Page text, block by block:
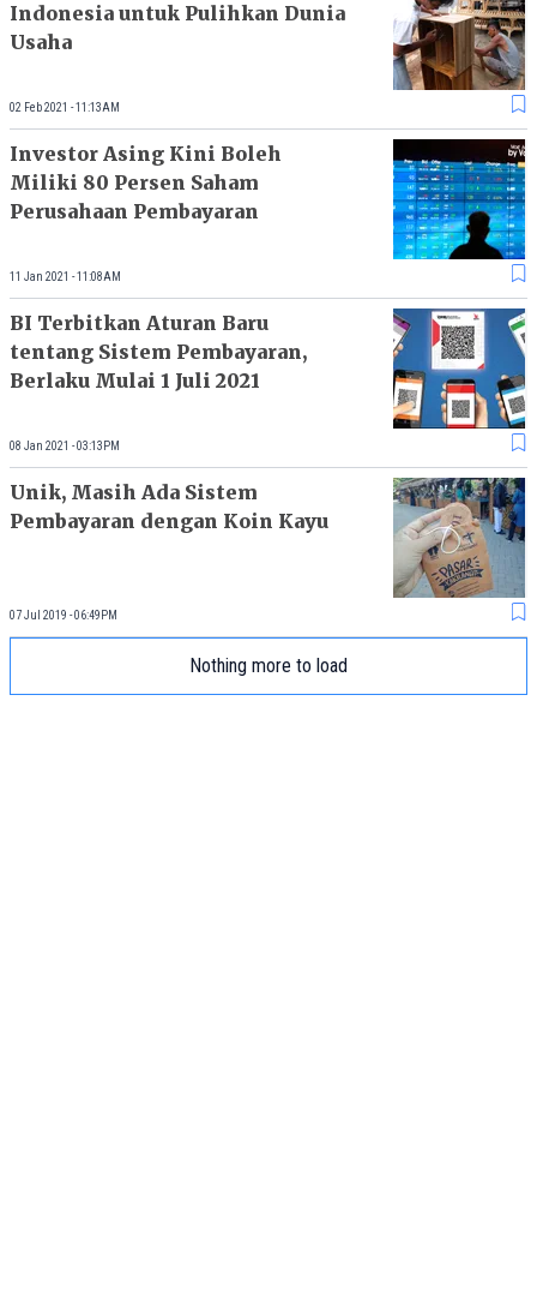
Indonesia untuk Pulihkan Dunia
Usaha
02 Feb 2021 - 11:13AM
Investor Asing Kini Boleh
Miliki 80 Persen Saham
Perusahaan Pembayaran
11 Jan 2021 - 11:08AM
BI Terbitkan Aturan Baru
tentang Sistem Pembayaran,
Berlaku Mulai 1 Juli 2021
08 Jan 2021 - 03:13PM
Unik, Masih Ada Sistem
Pembayaran dengan Koin Kayu
07 Jul 2019 - 06:49PM
Nothing more to load